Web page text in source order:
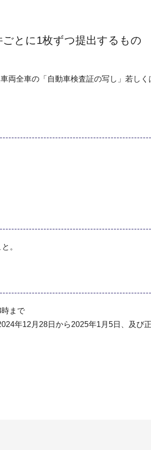
とに1枚ずつ提出するもの
両全車の「自動車検査証の写し」若し
。
まで
年12⽉28⽇から2025年1⽉5⽇、及び